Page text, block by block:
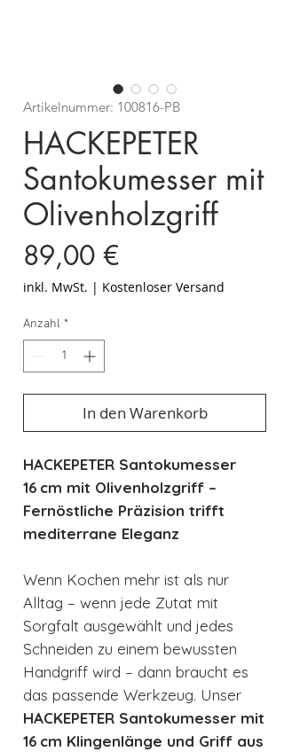
Artikelnummer: 100816-PB
HACKEPETER
Santokumesser mit
Olivenholzgriff
89,00 €Preis
inkl. MwSt. | Kostenloser Versand
Anzahl *
In den Warenkorb
HACKEPETER Santokumesser
16 cm mit Olivenholzgriff –
Fernöstliche Präzision trifft
mediterrane Eleganz
Wenn Kochen mehr ist als nur
Alltag – wenn jede Zutat mit
Sorgfalt ausgewählt und jedes
Schneiden zu einem bewussten
Handgriff wird – dann braucht es
das passende Werkzeug. Unser
HACKEPETER Santokumesser mit
16 cm Klingenlänge und Griff aus